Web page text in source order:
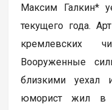
Максим Галкин*
текущего года.
кремлевских
Вооруженные
близкими уехал
юморист жил в